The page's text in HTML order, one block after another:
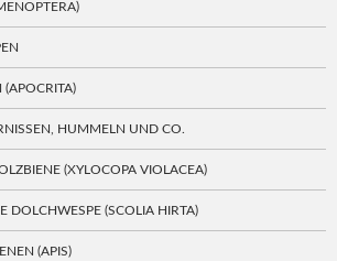
(APOCRITA)
HUMMELN UND CO.
(XYLOCOPA VIOLACEA)
DOLCHWESPE (SCOLIA HIRTA)
(APIS)